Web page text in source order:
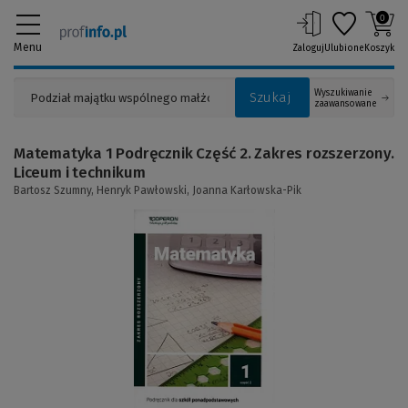
Menu
Szukaj
Wyszukiwanie
zaawansowane
ZalogujUlubione
0
Koszyk
Matematyka 1 Podręcznik Część 2. Zakres rozszerzony.
Liceum i technikum
Bartosz Szumny, Henryk Pawłowski, Joanna Karłowska-Pik